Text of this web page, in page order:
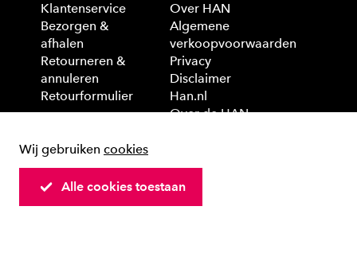
Klantenservice
Bezorgen &
afhalen
Retourneren &
annuleren
Retourformulier
Over HAN
Algemene
verkoopvoorwaarden
Privacy
Disclaimer
Han.nl
Over de HAN
Wij gebruiken cookies
Alle cookies toestaan